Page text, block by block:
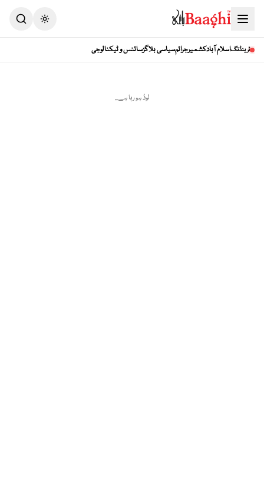
ٹرینڈنگاسلام آبادکشمیرجرائمسیاسی بلاگزسائنس و ٹیکنالوجی
لوڈ ہو رہا ہے...